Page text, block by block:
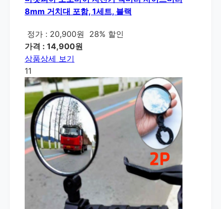
8mm 거치대 포함, 1세트, 블랙
정가 : 20,900원
28% 할인
가격 : 14,900원
상품상세 보기
11